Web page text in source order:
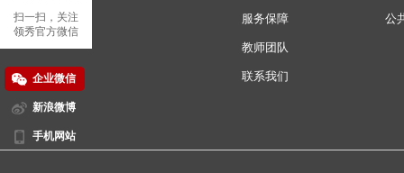
扫一扫，关注
领秀官方微信
扫一扫，关注
企业微信
新浪微博
手机网站
服务保障
教师团队
联系我们
公